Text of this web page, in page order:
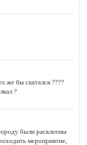
же бы скатался ????
?
были расклеены
мероприятие,